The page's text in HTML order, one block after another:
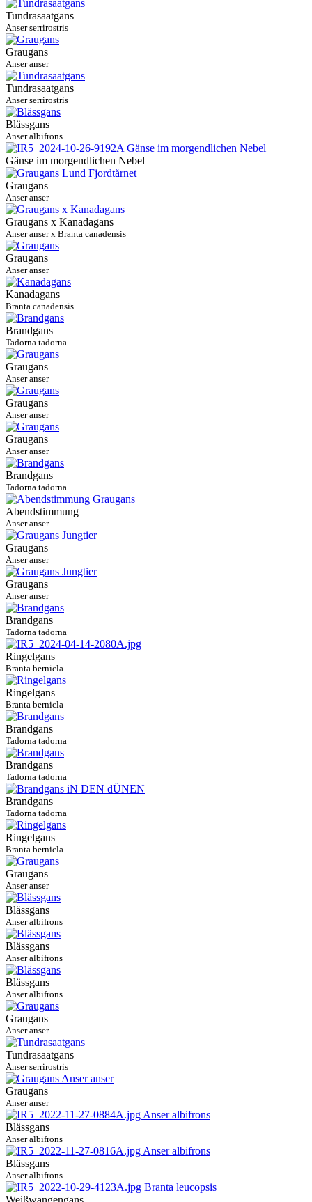
Tundrasaatgans
Anser serrirostris
Graugans
Anser anser
Tundrasaatgans
Anser serrirostris
Blässgans
Anser albifrons
Gänse im morgendlichen Nebel
Graugans
Anser anser
Graugans x Kanadagans
Anser anser x Branta canadensis
Graugans
Anser anser
Kanadagans
Branta canadensis
Brandgans
Tadorna tadorna
Graugans
Anser anser
Graugans
Anser anser
Graugans
Anser anser
Brandgans
Tadorna tadorna
Abendstimmung
Anser anser
Graugans
Anser anser
Graugans
Anser anser
Brandgans
Tadorna tadorna
Ringelgans
Branta bernicla
Ringelgans
Branta bernicla
Brandgans
Tadorna tadorna
Brandgans
Tadorna tadorna
Brandgans
Tadorna tadorna
Ringelgans
Branta bernicla
Graugans
Anser anser
Blässgans
Anser albifrons
Blässgans
Anser albifrons
Blässgans
Anser albifrons
Graugans
Anser anser
Tundrasaatgans
Anser serrirostris
Graugans
Anser anser
Blässgans
Anser albifrons
Blässgans
Anser albifrons
Weißwangengans